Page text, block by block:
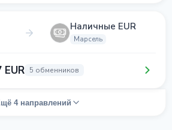
Наличные EUR
Марсель
EUR 5 обменников
4 направлений